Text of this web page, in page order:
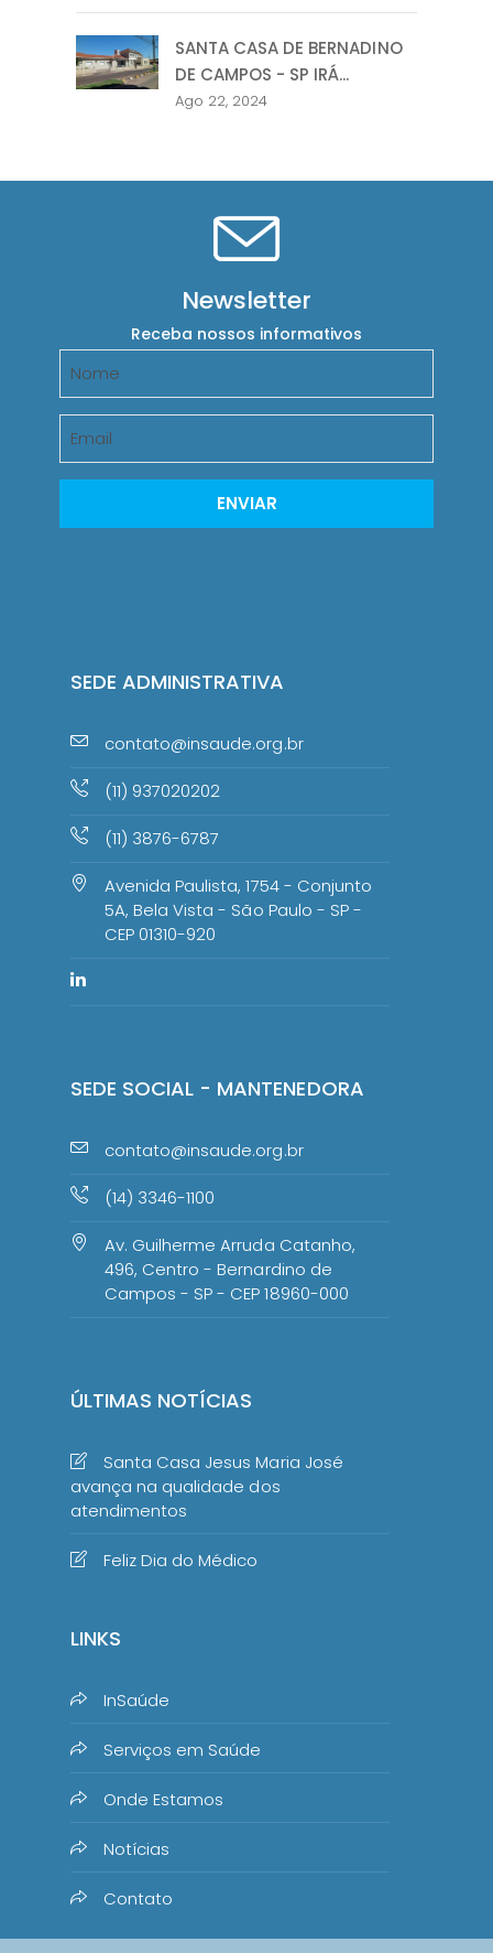
SANTA CASA DE BERNADINO
DE CAMPOS - SP IRÁ...
Ago 22, 2024
Newsletter
Receba nossos informativos
ENVIAR
SEDE ADMINISTRATIVA
contato@insaude.org.br
(11) 937020202
(11) 3876-6787
Avenida Paulista, 1754 - Conjunto
5A, Bela Vista - São Paulo - SP -
CEP 01310-920
SEDE SOCIAL - MANTENEDORA
contato@insaude.org.br
(14) 3346-1100
Av. Guilherme Arruda Catanho,
496, Centro - Bernardino de
Campos - SP - CEP 18960-000
ÚLTIMAS NOTÍCIAS
Santa Casa Jesus Maria José
avança na qualidade dos
atendimentos
Feliz Dia do Médico
LINKS
InSaúde
Serviços em Saúde
Onde Estamos
Notícias
Contato